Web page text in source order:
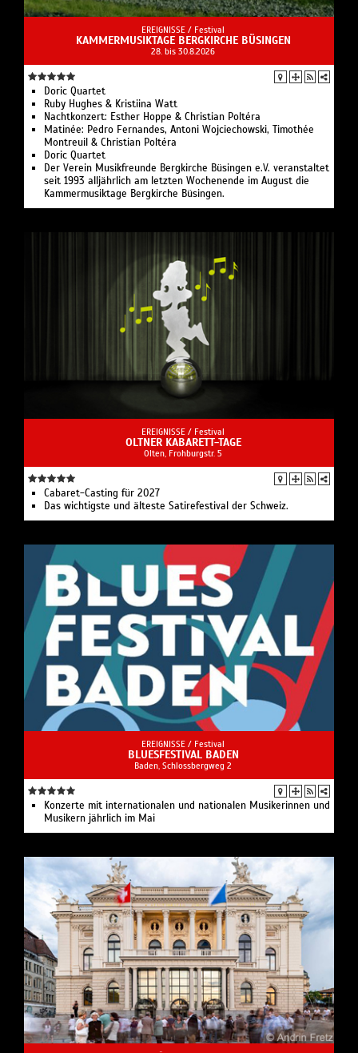
EREIGNISSE / Festival
KAMMERMUSIKTAGE BERGKIRCHE BÜSINGEN
28. bis 30.8.2026
Doric Quartet
Ruby Hughes & Kristiina Watt
Nachtkonzert: Esther Hoppe & Christian Poltéra
Matinée: Pedro Fernandes, Antoni Wojciechowski, Timothée
Montreuil & Christian Poltéra
Doric Quartet
Der Verein Musikfreunde Bergkirche Büsingen e.V. veranstaltet
seit 1993 alljährlich am letzten Wochenende im August die
Kammermusiktage Bergkirche Büsingen.
EREIGNISSE / Festival
OLTNER KABARETT-TAGE
Olten, Frohburgstr. 5
Cabaret-Casting für 2027
Das wichtigste und älteste Satirefestival der Schweiz.
EREIGNISSE / Festival
BLUESFESTIVAL BADEN
Baden, Schlossbergweg 2
Konzerte mit internationalen und nationalen Musikerinnen und
Musikern jährlich im Mai